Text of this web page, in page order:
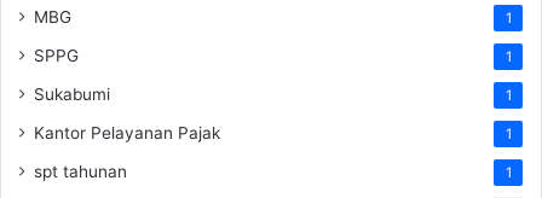
MBG 1
SPPG 1
Sukabumi 1
Kantor Pelayanan Pajak 1
spt tahunan 1